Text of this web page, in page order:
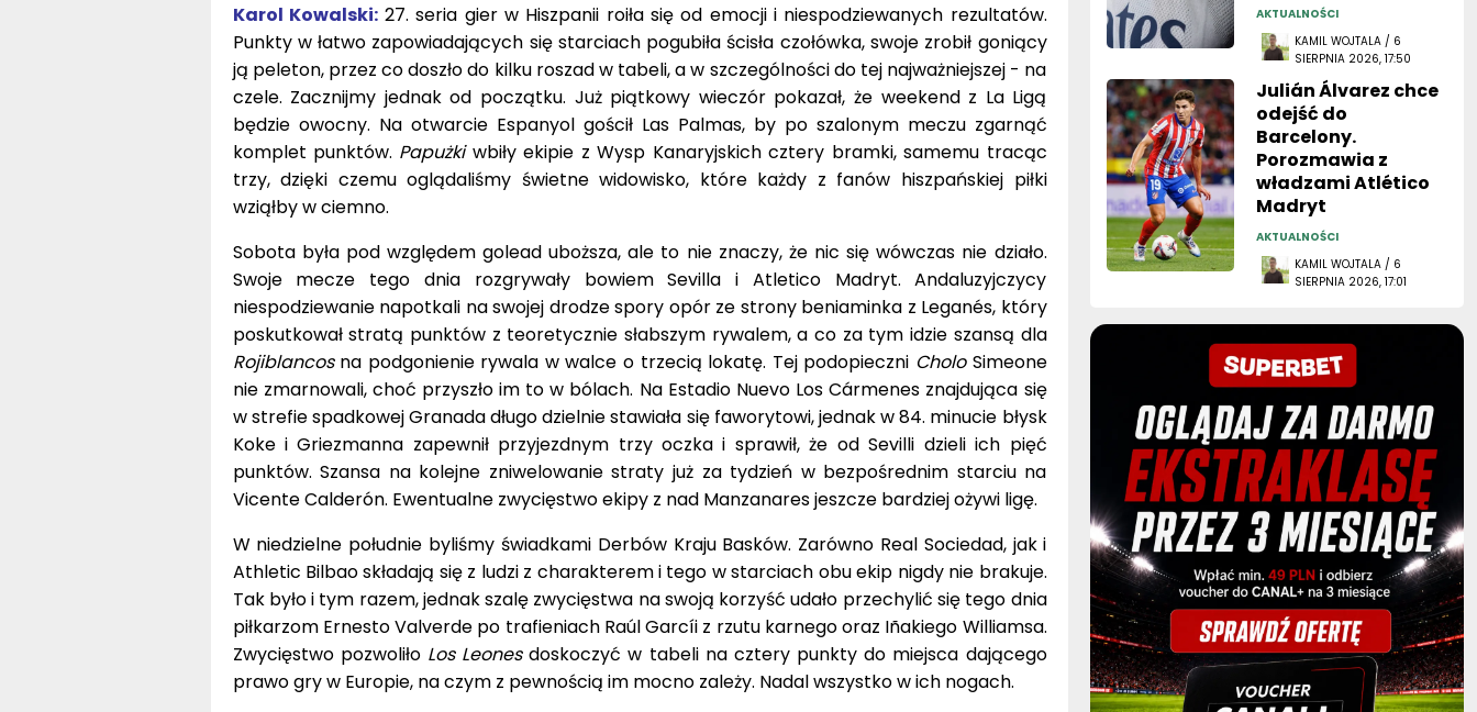
Karol Kowalski: 27. seria gier w Hiszpanii roiła się od emocji i niespodziewanych rezultatów.
Punkty w łatwo zapowiadających się starciach pogubiła ścisła czołówka, swoje zrobił goniący
ją peleton, przez co doszło do kilku roszad w tabeli, a w szczególności do tej najważniejszej - na
czele. Zacznijmy jednak od początku. Już piątkowy wieczór pokazał, że weekend z La Ligą
będzie owocny. Na otwarcie Espanyol gościł Las Palmas, by po szalonym meczu zgarnąć
komplet punktów. Papużki wbiły ekipie z Wysp Kanaryjskich cztery bramki, samemu tracąc
trzy, dzięki czemu oglądaliśmy świetne widowisko, które każdy z fanów hiszpańskiej piłki
wziąłby w ciemno.
Sobota była pod względem golead uboższa, ale to nie znaczy, że nic się wówczas nie działo.
Swoje mecze tego dnia rozgrywały bowiem Sevilla i Atletico Madryt. Andaluzyjczycy
niespodziewanie napotkali na swojej drodze spory opór ze strony beniaminka z Leganés, który
poskutkował stratą punktów z teoretycznie słabszym rywalem, a co za tym idzie szansą dla
Rojiblancos na podgonienie rywala w walce o trzecią lokatę. Tej podopieczni Cholo Simeone
nie zmarnowali, choć przyszło im to w bólach. Na Estadio Nuevo Los Cármenes znajdująca się
w strefie spadkowej Granada długo dzielnie stawiała się faworytowi, jednak w 84. minucie błysk
Koke i Griezmanna zapewnił przyjezdnym trzy oczka i sprawił, że od Sevilli dzieli ich pięć
punktów. Szansa na kolejne zniwelowanie straty już za tydzień w bezpośrednim starciu na
Vicente Calderón. Ewentualne zwycięstwo ekipy z nad Manzanares jeszcze bardziej ożywi ligę.
W niedzielne południe byliśmy świadkami Derbów Kraju Basków. Zarówno Real Sociedad, jak i
Athletic Bilbao składają się z ludzi z charakterem i tego w starciach obu ekip nigdy nie brakuje.
Tak było i tym razem, jednak szalę zwycięstwa na swoją korzyść udało przechylić się tego dnia
piłkarzom Ernesto Valverde po trafieniach Raúl Garcíi z rzutu karnego oraz Iñakiego Williamsa.
Zwycięstwo pozwoliło Los Leonesdoskoczyć w tabeli na cztery punkty do miejsca dającego
prawo gry w Europie, na czym z pewnością im mocno zależy. Nadal wszystko w ich nogach.
AKTUALNOŚCI
KAMIL WOJTALA / 6
SIERPNIA 2026, 17:50
Julián Álvarez chce
odejść do
Barcelony.
Porozmawia z
władzami Atlético
Madryt
AKTUALNOŚCI
KAMIL WOJTALA / 6
SIERPNIA 2026, 17:01